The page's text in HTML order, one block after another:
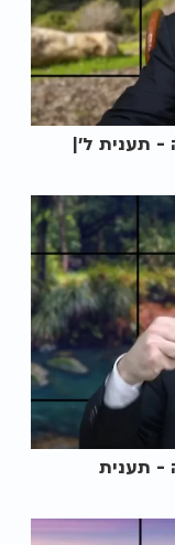
- תענית ל'|
- תענית